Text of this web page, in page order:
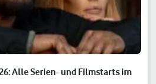
Alle Serien- und Filmstarts im